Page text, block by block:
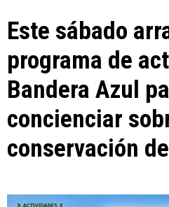
Este sábado
programa de
Bandera Azul
concienciar
conservación